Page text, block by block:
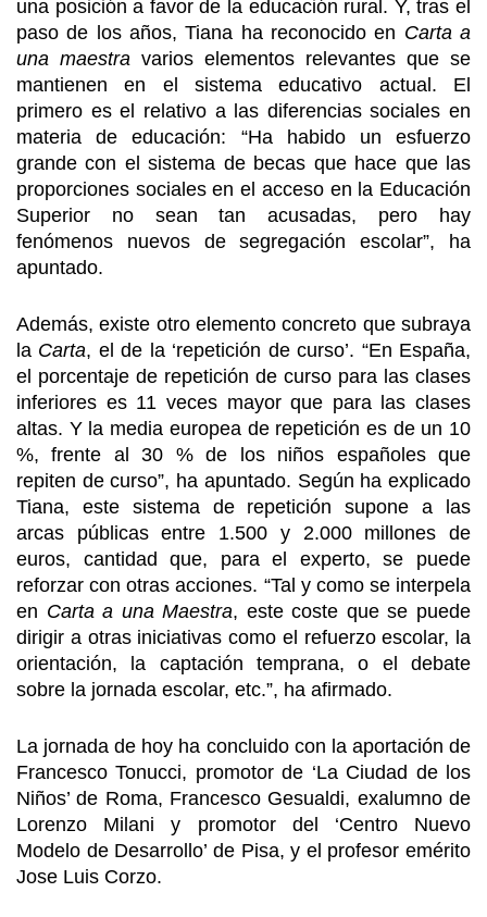
una posición a favor de la educación rural. Y, tras el
paso de los años, Tiana ha reconocido en Carta a
una maestra varios elementos relevantes que se
mantienen en el sistema educativo actual. El
primero es el relativo a las diferencias sociales en
materia de educación: “Ha habido un esfuerzo
grande con el sistema de becas que hace que las
proporciones sociales en el acceso en la Educación
Superior no sean tan acusadas, pero hay
fenómenos nuevos de segregación escolar”, ha
apuntado.
Además, existe otro elemento concreto que subraya
la Carta, el de la ‘repetición de curso’. “En España,
el porcentaje de repetición de curso para las clases
inferiores es 11 veces mayor que para las clases
altas. Y la media europea de repetición es de un 10
%, frente al 30 % de los niños españoles que
repiten de curso”, ha apuntado. Según ha explicado
Tiana, este sistema de repetición supone a las
arcas públicas entre 1.500 y 2.000 millones de
euros, cantidad que, para el experto, se puede
reforzar con otras acciones. “Tal y como se interpela
en Carta a una Maestra, este coste que se puede
dirigir a otras iniciativas como el refuerzo escolar, la
orientación, la captación temprana, o el debate
sobre la jornada escolar, etc.”, ha afirmado.
La jornada de hoy ha concluido con la aportación de
Francesco Tonucci, promotor de ‘La Ciudad de los
Niños’ de Roma, Francesco Gesualdi, exalumno de
Lorenzo Milani y promotor del ‘Centro Nuevo
Modelo de Desarrollo’ de Pisa, y el profesor emérito
Jose Luis Corzo.